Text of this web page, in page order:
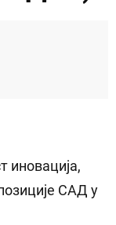
иновација,
САД у